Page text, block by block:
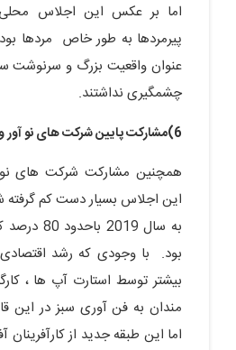
اما بر عکس این اجلاس
پیرمردها به طور خاص مردها
عنوان واقعیت بزرگ و سرنوشت
چشمگیری نداشتند.
6)مشارکت پایین شرکت های نو آور و خلاق
همچنین مشارکت شرکت های نو
این اجلاس بسیار دست کم
به سال
بود. با وجودی که رشد
بیشتر توسط استارت آپ ها ،
مندان به فن آوری سبز در این
اما این طبقه جدید از